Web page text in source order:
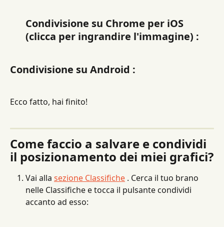
Condivisione su Chrome per iOS
(clicca per ingrandire l'immagine) :
Condivisione su Android :
Ecco fatto, hai finito!
Come faccio a salvare e condividi
il posizionamento dei miei grafici?
Vai alla sezione Classifiche . Cerca il tuo brano
nelle Classifiche e tocca il pulsante condividi
accanto ad esso: